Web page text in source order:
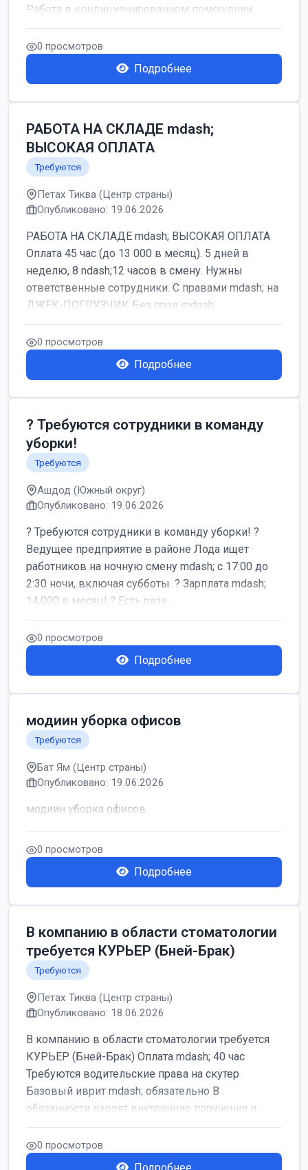
Работа в кондиционированном помещении ...
0 просмотров
Подробнее
РАБОТА НА СКЛАДЕ mdash;
ВЫСОКАЯ ОПЛАТА
Требуются
Петах Тиква (Центр страны)
Опубликовано: 19.06.2026
РАБОТА НА СКЛАДЕ mdash; ВЫСОКАЯ ОПЛАТА
Оплата 45 час (до 13 000 в месяц). 5 дней в
неделю, 8 ndash;12 часов в смену. Нужны
ответственные сотрудники. С правами mdash; на
ДЖЕК-ПОГРУЗЧИК Без прав mdash; ...
0 просмотров
Подробнее
? Требуются сотрудники в команду
уборки!
Требуются
Ашдод (Южный округ)
Опубликовано: 19.06.2026
? Требуются сотрудники в команду уборки! ?
Ведущее предприятие в районе Лода ищет
работников на ночную смену mdash; с 17:00 до
2:30 ночи, включая субботы. ? Зарплата mdash;
14,000 в месяц! ? Есть разв...
0 просмотров
Подробнее
модиин уборка офисов
Требуются
Бат Ям (Центр страны)
Опубликовано: 19.06.2026
модиин уборка офисов
0 просмотров
Подробнее
В компанию в области стоматологии
требуется КУРЬЕР (Бней-Брак)
Требуются
Петах Тиква (Центр страны)
Опубликовано: 18.06.2026
В компанию в области стоматологии требуется
КУРЬЕР (Бней-Брак) Оплата mdash; 40 час
Требуются водительские права на скутер
Базовый иврит mdash; обязательно В
обязанности входят внутренние поручения и ...
0 просмотров